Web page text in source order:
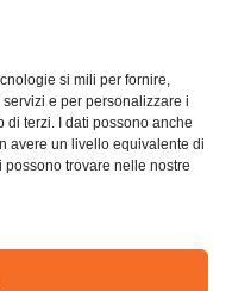
si mili per fornire,
e per personalizzare i
di terzi. I dati possono anche
avere un livello equivalente di
trovare nelle nostre